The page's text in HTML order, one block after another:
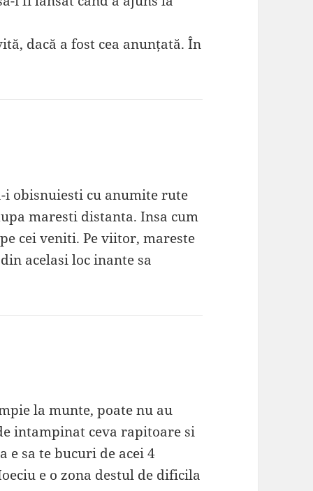
dacă a fost cea anunțată. În
i obisnuiesti cu anumite rute
maresti distanta. Insa cum
cei veniti. Pe viitor, mareste
acelasi loc inante sa
la munte, poate nu au
intampinat ceva rapitoare si
e sa te bucuri de acei 4
e o zona destul de dificila